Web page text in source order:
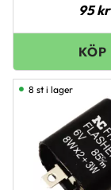
95kr
8 st i lager